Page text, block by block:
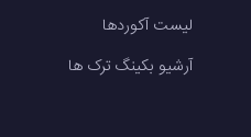
لیست آکوردها
آرشیو بکینگ ترک ها